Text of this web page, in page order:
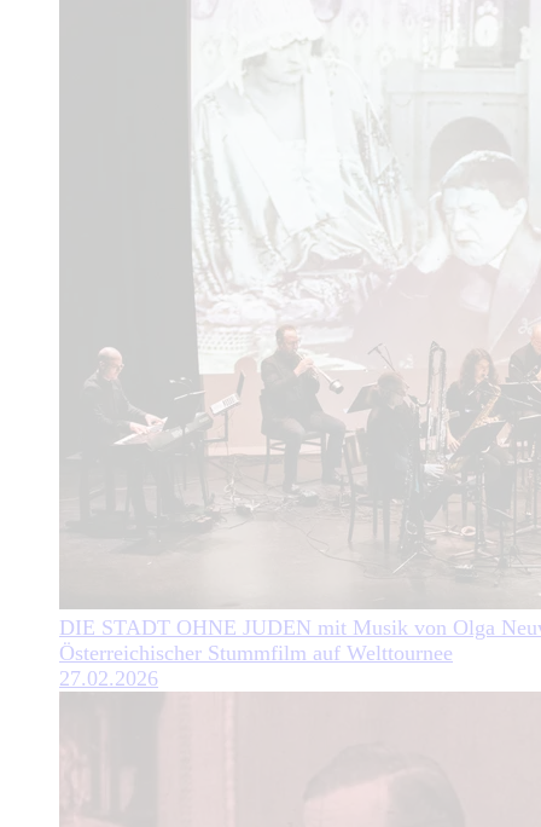
DIE STADT OHNE JUDEN mit Musik von Olga
Österreichischer Stummfilm auf Welttournee
27.02.2026